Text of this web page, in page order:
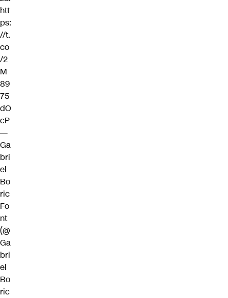
htt
ps:
//t.
co
/2
M
89
75
dO
cP
—
Ga
bri
el
Bo
ric
Fo
nt
(@
Ga
bri
el
Bo
ric